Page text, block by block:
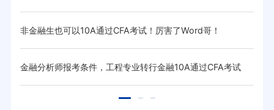
非金融生也可以10A通过CFA考试！厉害了Word哥！
金融分析师报考条件，工程专业转行金融10A通过CFA考试